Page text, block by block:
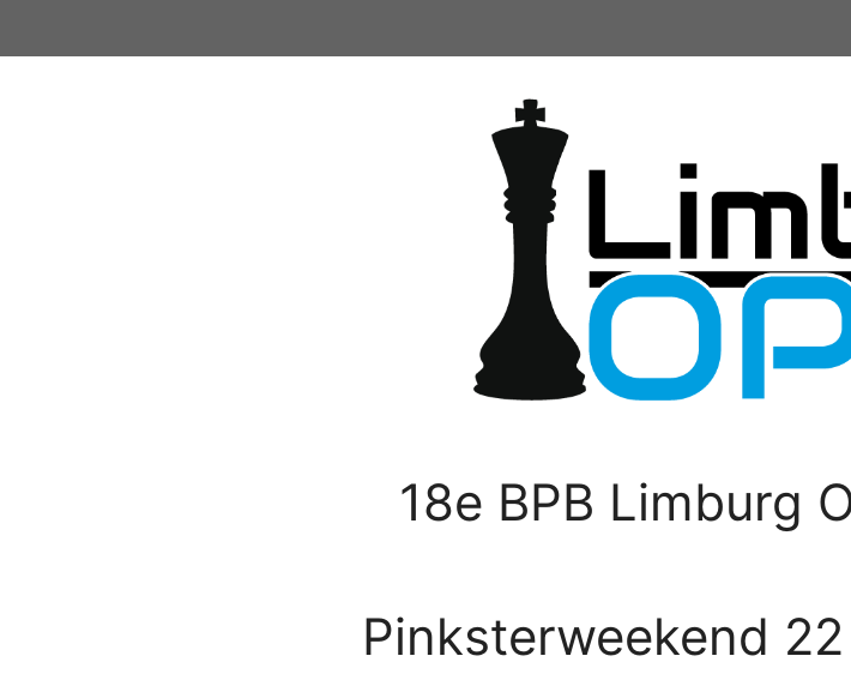
18e BPB Limburg
Pinksterweekend